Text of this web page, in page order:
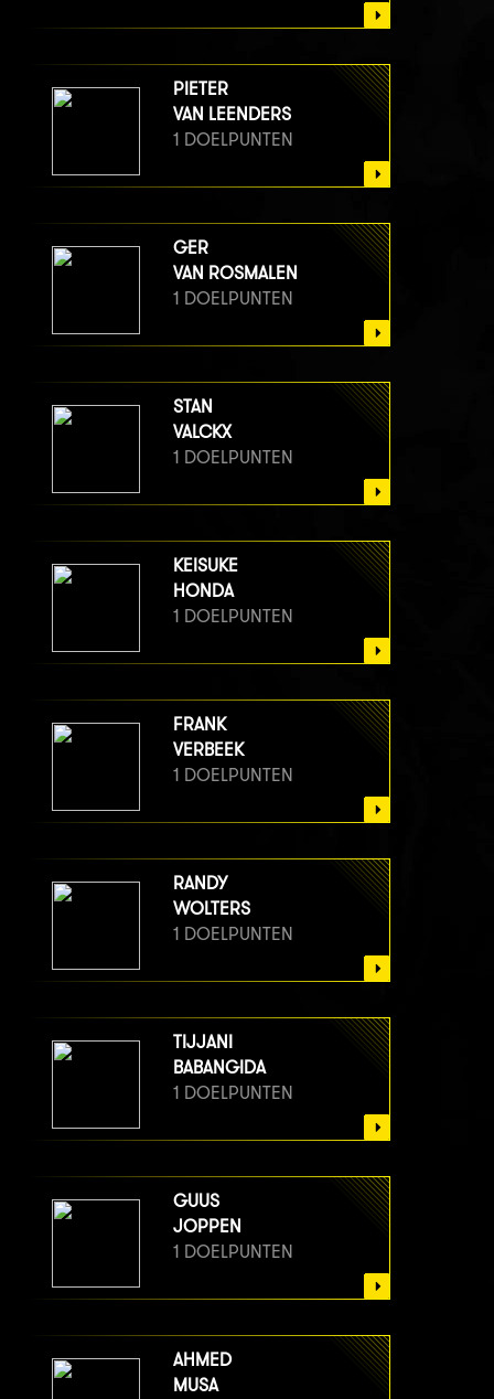
PIETER
VAN LEENDERS
1 DOELPUNTEN
GER
VAN ROSMALEN
1 DOELPUNTEN
STAN
VALCKX
1 DOELPUNTEN
KEISUKE
HONDA
1 DOELPUNTEN
FRANK
VERBEEK
1 DOELPUNTEN
RANDY
WOLTERS
1 DOELPUNTEN
TIJJANI
BABANGIDA
1 DOELPUNTEN
GUUS
JOPPEN
1 DOELPUNTEN
AHMED
MUSA